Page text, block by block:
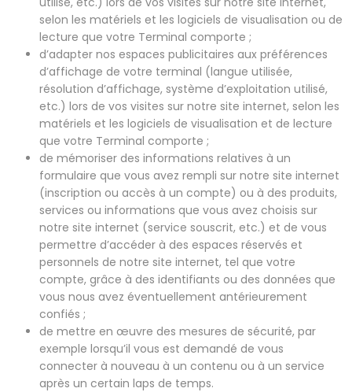
selon les matériels et les logiciels de visualisation ou de
lecture que votre Terminal comporte ;
d’adapter nos espaces publicitaires aux préférences
d’affichage de votre terminal (langue utilisée,
résolution d’affichage, système d’exploitation utilisé,
etc.) lors de vos visites sur notre site internet, selon les
matériels et les logiciels de visualisation et de lecture
que votre Terminal comporte ;
de mémoriser des informations relatives à un
formulaire que vous avez rempli sur notre site internet
(inscription ou accès à un compte) ou à des produits,
services ou informations que vous avez choisis sur
notre site internet (service souscrit, etc.) et de vous
permettre d’accéder à des espaces réservés et
personnels de notre site internet, tel que votre
compte, grâce à des identifiants ou des données que
vous nous avez éventuellement antérieurement
confiés ;
de mettre en œuvre des mesures de sécurité, par
exemple lorsqu’il vous est demandé de vous
connecter à nouveau à un contenu ou à un service
après un certain laps de temps.